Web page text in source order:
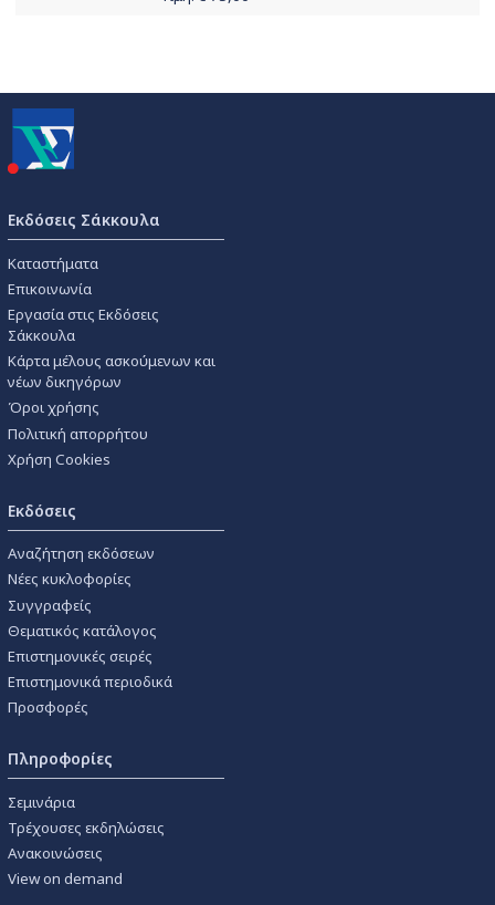
Εκδόσεις Σάκκουλα
Καταστήματα
Επικοινωνία
Εργασία στις Εκδόσεις
Σάκκουλα
Κάρτα μέλους ασκούμενων και
νέων δικηγόρων
Όροι χρήσης
Πολιτική απορρήτου
Χρήση Cookies
Εκδόσεις
Αναζήτηση εκδόσεων
Νέες κυκλοφορίες
Συγγραφείς
Θεματικός κατάλογος
Επιστημονικές σειρές
Επιστημονικά περιοδικά
Προσφορές
Πληροφορίες
Σεμινάρια
Τρέχουσες εκδηλώσεις
Ανακοινώσεις
View on demand